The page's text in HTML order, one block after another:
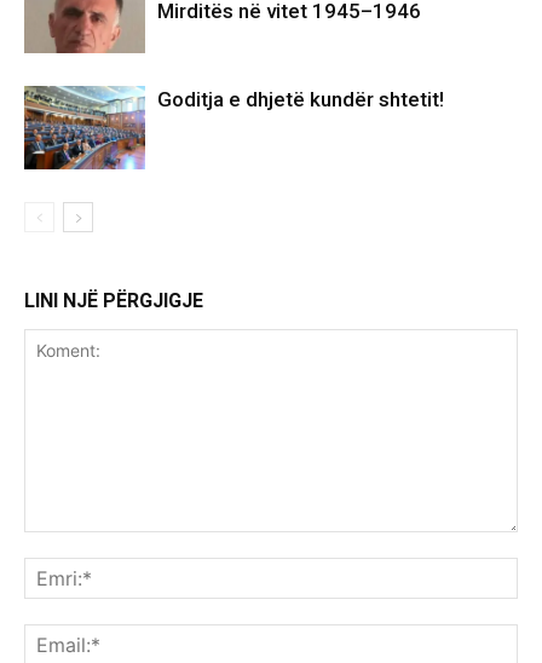
Mirditës në vitet 1945–1946
Goditja e dhjetë kundër shtetit!
LINI NJË PËRGJIGJE